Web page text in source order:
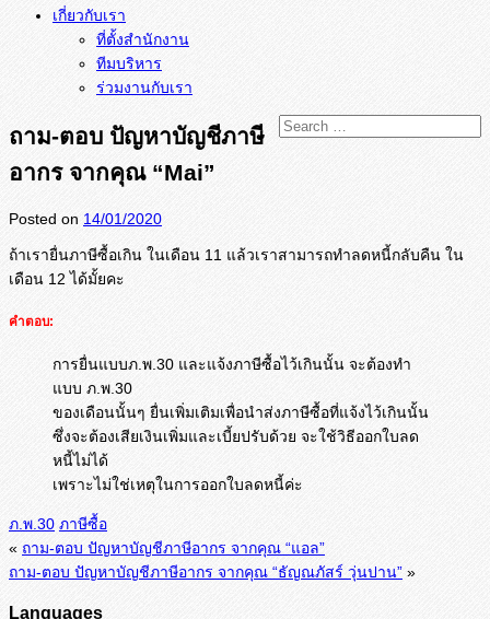
เกี่ยวกับเรา
ที่ตั้งสำนักงาน
ทีมบริหาร
ร่วมงานกับเรา
ถาม-ตอบ ปัญหาบัญชีภาษี
อากร จากคุณ “Mai”
Posted on 14/01/2020
ถ้าเรายื่นภาษีซื้อเกิน ในเดือน 11 แล้วเราสามารถทำลดหนี้กลับคืน ใน
เดือน 12 ได้มั้ยคะ
คำตอบ:
การยื่นแบบภ.พ.30 และแจ้งภาษีซื้อไว้เกินนั้น จะต้องทำ
แบบ ภ.พ.30
ของเดือนนั้นๆ ยื่นเพิ่มเติมเพื่อนำส่งภาษีซื้อที่แจ้งไว้เกินนั้น
ซึ่งจะต้องเสียเงินเพิ่มและเบี้ยปรับด้วย จะใช้วิธีออกใบลด
หนี้ไม่ได้
เพราะไม่ใช่เหตุในการออกใบลดหนี้ค่ะ
ภ.พ.30 ภาษีซื้อ
« ถาม-ตอบ ปัญหาบัญชีภาษีอากร จากคุณ “แอล”
ถาม-ตอบ ปัญหาบัญชีภาษีอากร จากคุณ “ธัญณภัสร์ วุ่นปาน” »
Languages